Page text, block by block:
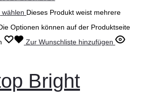
Dieses Produkt weist mehrere
Optionen können auf der Produktseite
Zur Wunschliste hinzufügen
Bright